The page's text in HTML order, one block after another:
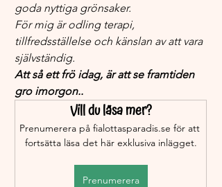
goda nyttiga grönsaker.
För mig är odling terapi,
tillfredsställelse och känslan av att vara
självständig.
Att så ett frö idag, är att se framtiden
gro imorgon..
Vill du läsa mer?
Prenumerera på fialottasparadis.se för att
fortsätta läsa det här exklusiva inlägget.
Prenumerera